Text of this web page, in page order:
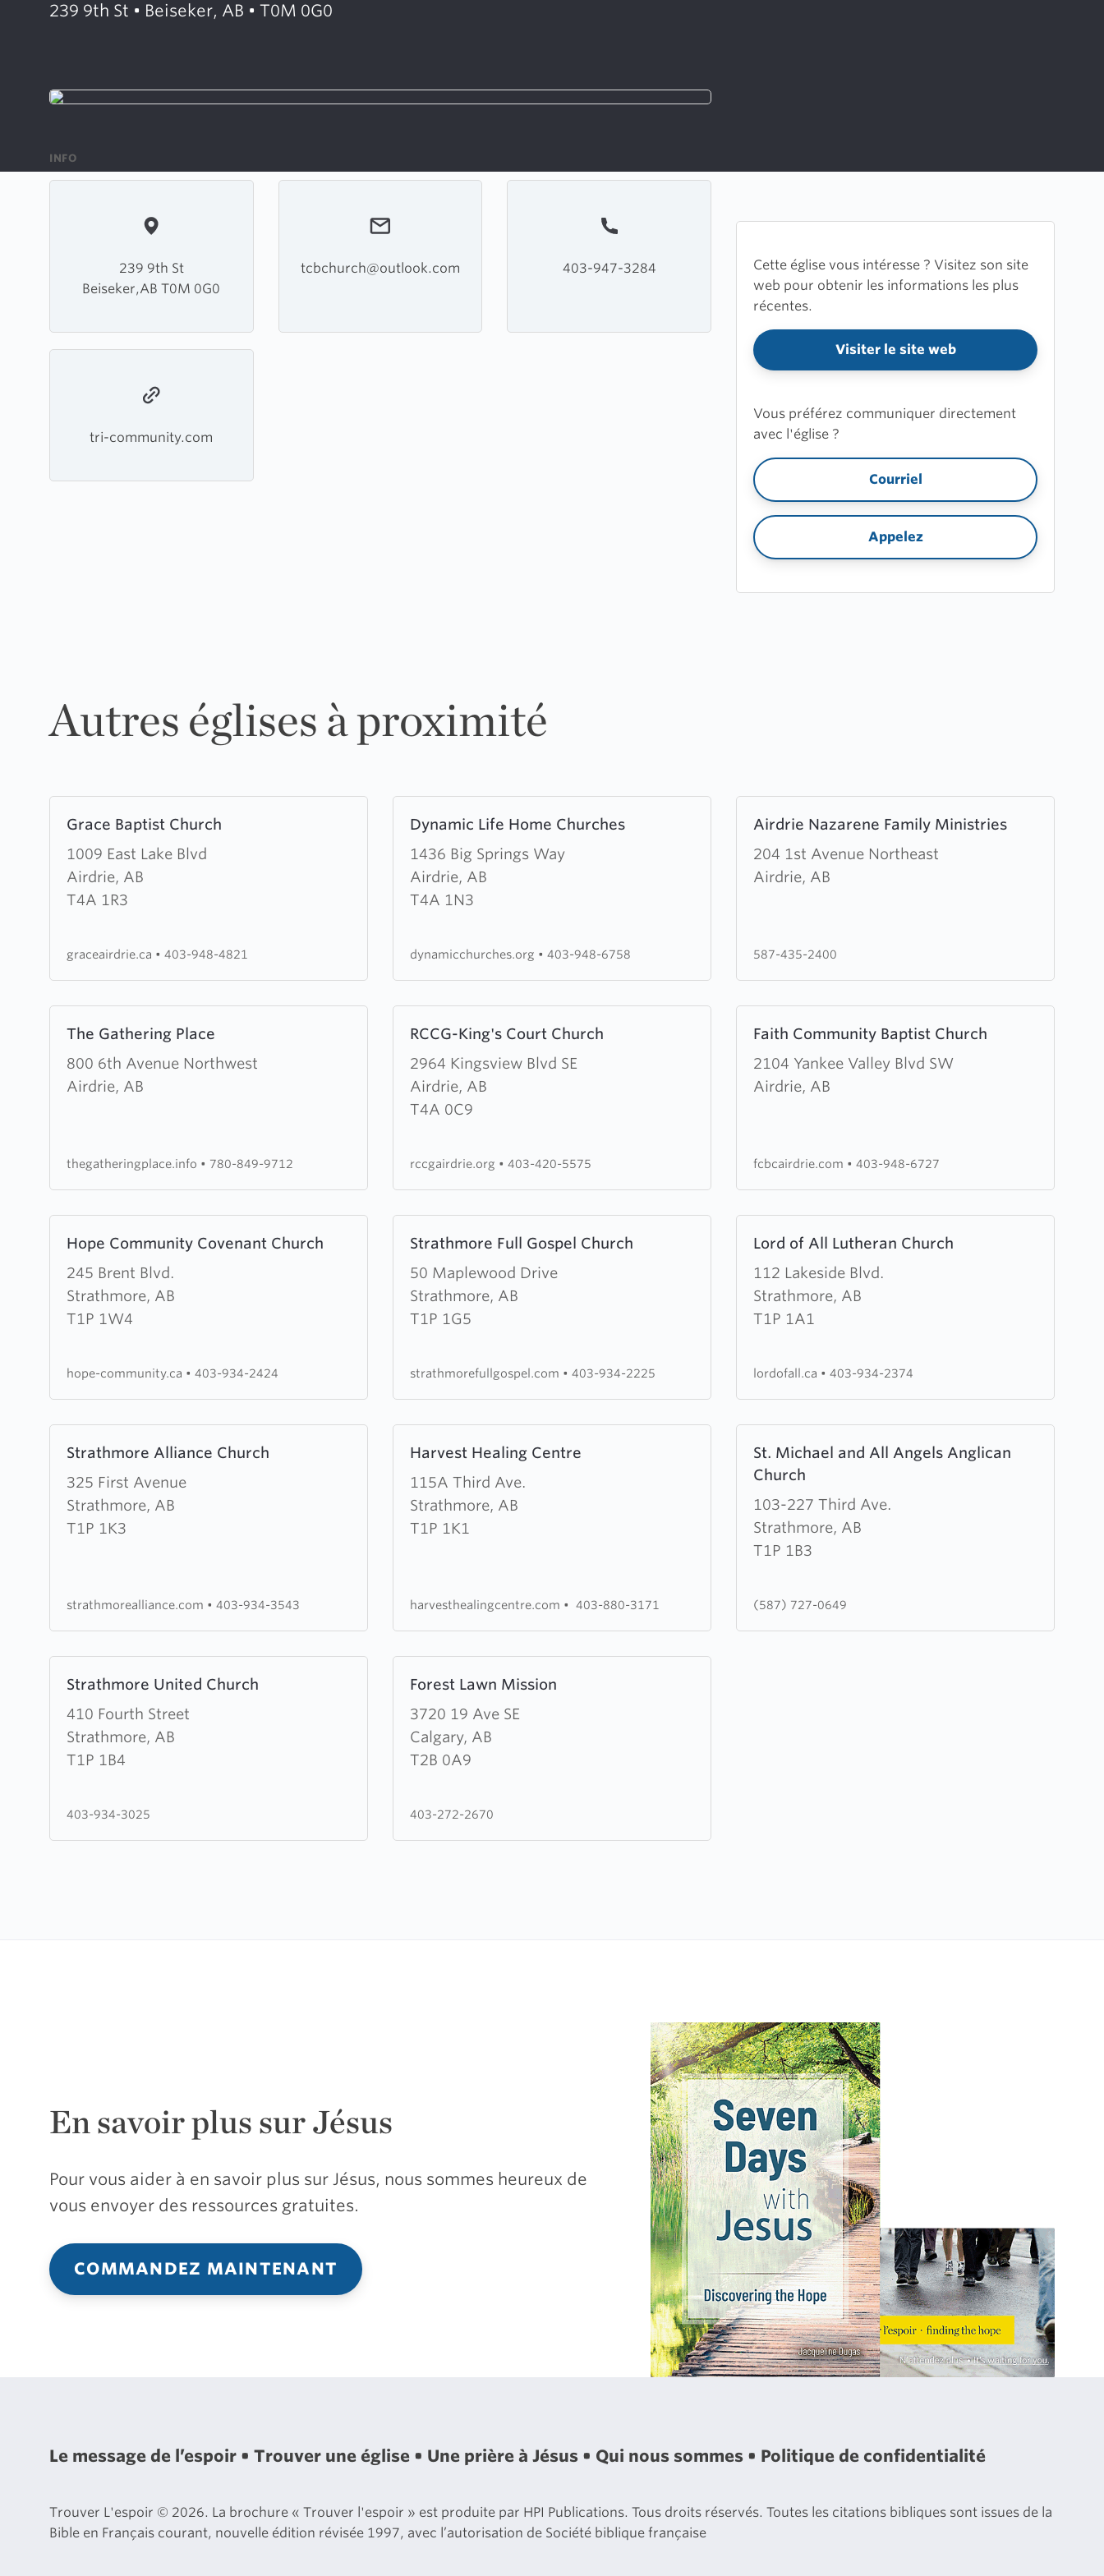
239 9th St • Beiseker, AB • T0M 0G0
INFO
239 9th St
Beiseker,AB T0M 0G0
tcbchurch@outlook.com 403-947-3284
tri-community.com
Cette église vous intéresse ? Visitez son site
web pour obtenir les informations les plus
récentes.
Visiter le site web
Vous préférez communiquer directement
avec l'église ?
Courriel
Appelez
Autres églises à proximité
Grace Baptist Church
1009 East Lake Blvd
Airdrie, AB
T4A 1R3
more
about
Grace
Baptist
graceairdrie.ca • 403-948-4821
Dynamic Life Home Churches
1436 Big Springs Way
Airdrie, AB
T4A 1N3
more
about
Dynamic
Life
Churches
dynamicchurches.org • 403-948-6758
Airdrie Nazarene Family Ministries
204 1st Avenue Northeast
Airdrie, AB
more
about
Airdrie
587-435-2400
The Gathering Place
800 6th Avenue Northwest
Airdrie, AB
more
about
The
thegatheringplace.info • 780-849-9712
RCCG-King's Court Church
2964 Kingsview Blvd SE
Airdrie, AB
T4A 0C9
more
about
RCCG-
King's
rccgairdrie.org • 403-420-5575
Faith Community Baptist Church
2104 Yankee Valley Blvd SW
Airdrie, AB
more
about
Faith
Church
fcbcairdrie.com • 403-948-6727
Hope Community Covenant Church
245 Brent Blvd.
Strathmore, AB
T1P 1W4
more
about
Hope
Community
Church
hope-community.ca • 403-934-2424
Strathmore Full Gospel Church
50 Maplewood Drive
Strathmore, AB
T1P 1G5
more
about
Strathmore
Full
Church
strathmorefullgospel.com • 403-934-2225
Lord of All Lutheran Church
112 Lakeside Blvd.
Strathmore, AB
T1P 1A1
more
about
Lord
Lutheran
lordofall.ca • 403-934-2374
Strathmore Alliance Church
325 First Avenue
Strathmore, AB
T1P 1K3
more
about
Strathmore
Alliance
strathmorealliance.com • 403-934-3543
Harvest Healing Centre
115A Third Ave.
Strathmore, AB
T1P 1K1
more
about
Harvest
Healing
harvesthealingcentre.com • 403-880-3171
St. Michael and All Angels Anglican
Church
103-227 Third Ave.
Strathmore, AB
T1P 1B3
more
about
Michael
and
Angels
(587) 727-0649
Strathmore United Church
410 Fourth Street
Strathmore, AB
T1P 1B4
more
about
Strathmore
United
403-934-3025
Forest Lawn Mission
3720 19 Ave SE
Calgary, AB
T2B 0A9
more
about
Forest
Lawn
403-272-2670
En savoir plus sur Jésus
Pour vous aider à en savoir plus sur Jésus, nous sommes heureux de
vous envoyer des ressources gratuites.
COMMANDEZ MAINTENANT
Le message de l’espoir Trouver une église Une prière à Jésus Qui nous sommes Politique de confidentialité
Trouver L'espoir © 2026. La brochure « Trouver l'espoir » est produite par HPI Publications. Tous droits réservés. Toutes les citations bibliques sont issues de la
Bible en Français courant, nouvelle édition révisée 1997, avec l’autorisation de Société biblique française